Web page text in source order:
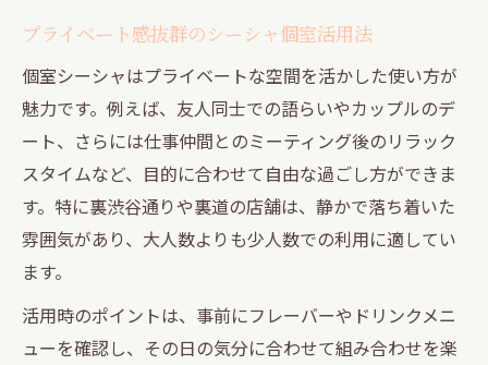
プライベート感抜群のシーシャ個室活用法
個室シーシャはプライベートな空間を活かした使い方が
魅力です。例えば、友人同士での語らいやカップルのデ
ート、さらには仕事仲間とのミーティング後のリラック
スタイムなど、目的に合わせて自由な過ごし方ができま
す。特に裏渋谷通りや裏道の店舗は、静かで落ち着いた
雰囲気があり、大人数よりも少人数での利用に適してい
ます。
活用時のポイントは、事前にフレーバーやドリンクメニ
ューを確認し、その日の気分に合わせて組み合わせを楽